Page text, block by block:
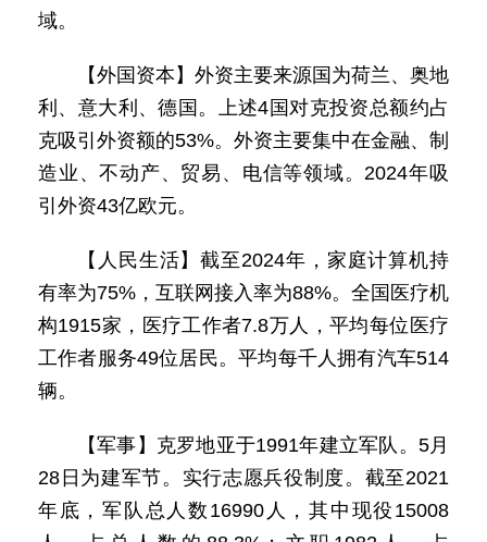
域。
【外国资本】外资主要来源国为荷兰、奥地
利、意大利、德国。上述4国对克投资总额约占
克吸引外资额的53%。外资主要集中在金融、制
造业、不动产、贸易、电信等领域。2024年吸
引外资43亿欧元。
【人民生活】截至2024年，家庭计算机持
有率为75%，互联网接入率为88%。全国医疗机
构1915家，医疗工作者7.8万人，平均每位医疗
工作者服务49位居民。平均每千人拥有汽车514
辆。
【军事】克罗地亚于1991年建立军队。5月
28日为建军节。实行志愿兵役制度。截至2021
年底，军队总人数16990人，其中现役15008